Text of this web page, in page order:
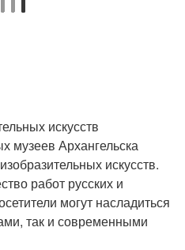
искусств
музеев Архангельска
искусств.
работ русских и
могут насладиться
так и современными